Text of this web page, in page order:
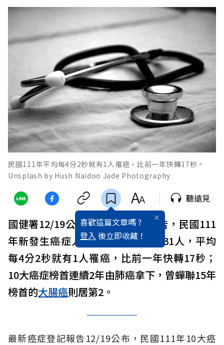
民國111年平均每4分2秒就有1人罹癌，比前一年快轉17秒。
Unsplash by Hush Naidoo Jade Photography
喜歡這篇文章嗎 ?
登入 後立即收藏 !
聽遠見
國健署12/19公布最新癌症登記報告，民國111
年新發生癌症人數較110年增加8531人，平均
每4分2秒就有1人罹癌，比前一年快轉17秒；
10大癌症榜首連續2年由肺癌拿下，曾蟬聯15年
榜首的大腸癌則居第2。
最新癌症登記報告12/19公布，民國111年10大癌